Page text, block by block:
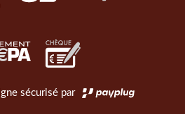
sécurisé par